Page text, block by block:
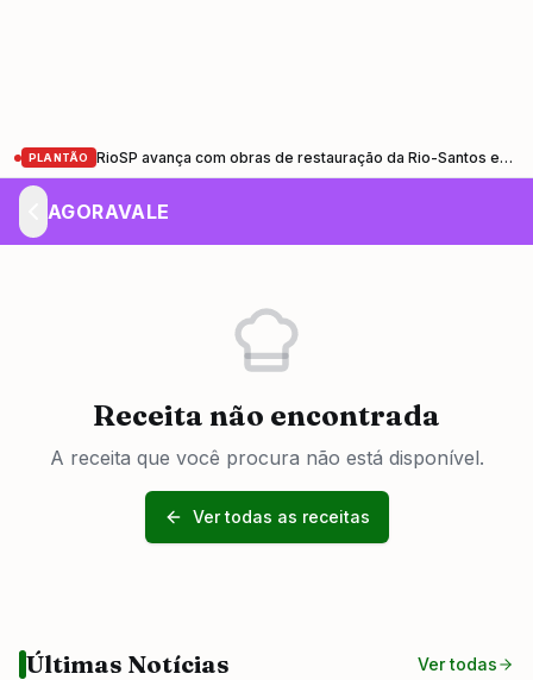
PLANTÃO RioSP avança com obras de restauração da Rio-Santos entre Santa Cruz (RJ) e Ubatuba (SP)
AGORAVALE
Receita não encontrada
A receita que você procura não está disponível.
Ver todas as receitas
Últimas Notícias Ver todas